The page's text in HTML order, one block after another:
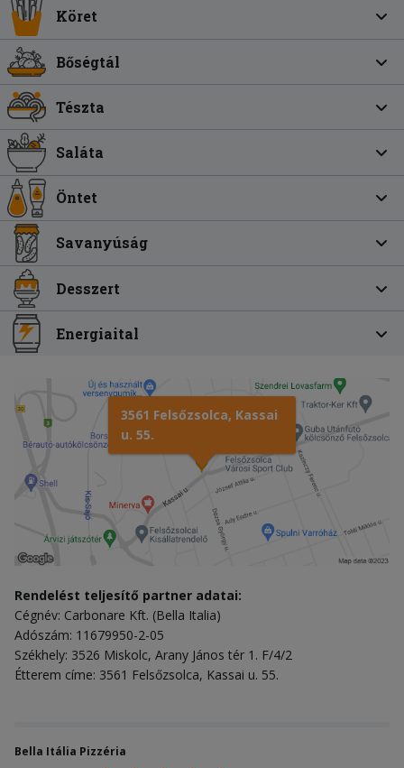
Köret
Bőségtál
Tészta
Saláta
Öntet
Savanyúság
Desszert
Energiaital
3561 Felsőzsolca, Kassai
u. 55.
Rendelést teljesítő partner adatai:
Cégnév: Carbonare Kft. (Bella Italia)
Adószám: 11679950-2-05
Székhely: 3526 Miskolc, Arany János tér 1. F/4/2
Étterem címe: 3561 Felsőzsolca, Kassai u. 55.
Bella Itália Pizzéria